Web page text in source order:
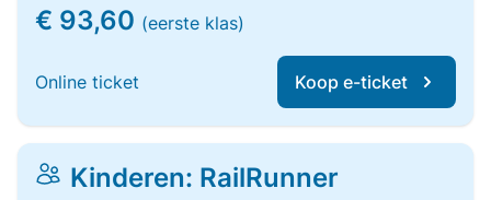
€ 93,60 (eerste klas)
Online ticket Koop e-ticket
Kinderen: RailRunner